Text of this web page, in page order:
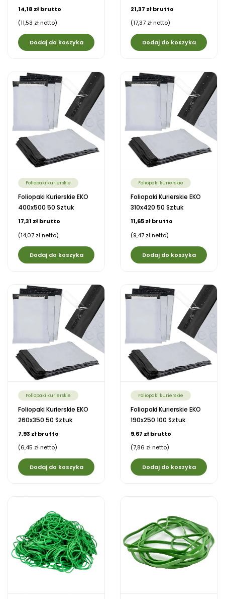
14,18 zł brutto
(11,53 zł netto)
Dodaj do koszyka
21,37 zł brutto
(17,37 zł netto)
Dodaj do koszyka
Foliopaki kurierskie
Foliopaki Kurierskie EKO
400x500 50 Sztuk
17,31 zł brutto
(14,07 zł netto)
Dodaj do koszyka
Foliopaki kurierskie
Foliopaki Kurierskie EKO
310x420 50 Sztuk
11,65 zł brutto
(9,47 zł netto)
Dodaj do koszyka
Foliopaki kurierskie
Foliopaki Kurierskie EKO
260x350 50 Sztuk
7,93 zł brutto
(6,45 zł netto)
Dodaj do koszyka
Foliopaki kurierskie
Foliopaki Kurierskie EKO
190x250 100 Sztuk
9,67 zł brutto
(7,86 zł netto)
Dodaj do koszyka